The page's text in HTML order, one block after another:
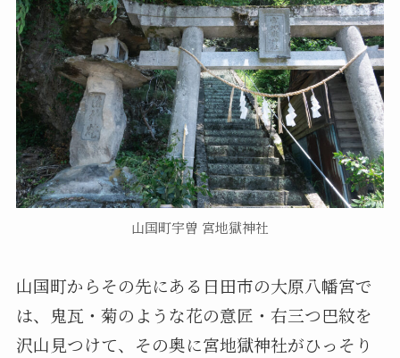
山国町宇曽 宮地獄神社
山国町からその先にある日田市の大原八幡宮で
は、鬼瓦・菊のような花の意匠・右三つ巴紋を
沢山見つけて、その奥に宮地獄神社がひっそり